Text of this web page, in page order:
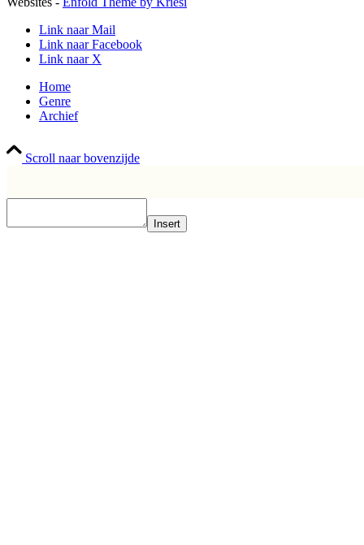
Link naar Mail
Link naar Facebook
Link naar X
Home
Genre
Archief
Scroll naar bovenzijde
Insert